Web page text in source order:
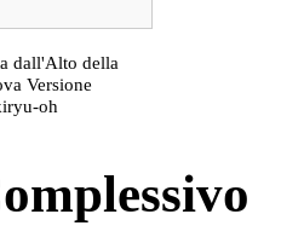
dall'Alto della
Versione
oh